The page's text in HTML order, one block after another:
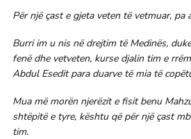
Për një çast e gjeta veten të vetmuar, pa
Burri im u nis në drejtim të Medinës,
fenë dhe vetveten, kurse djalin tim e
Abdul Esedit para duarve të mia të
Mua më morën njerëzit e fisit benu
shtëpitë e tyre, kështu që për një çast
tim.